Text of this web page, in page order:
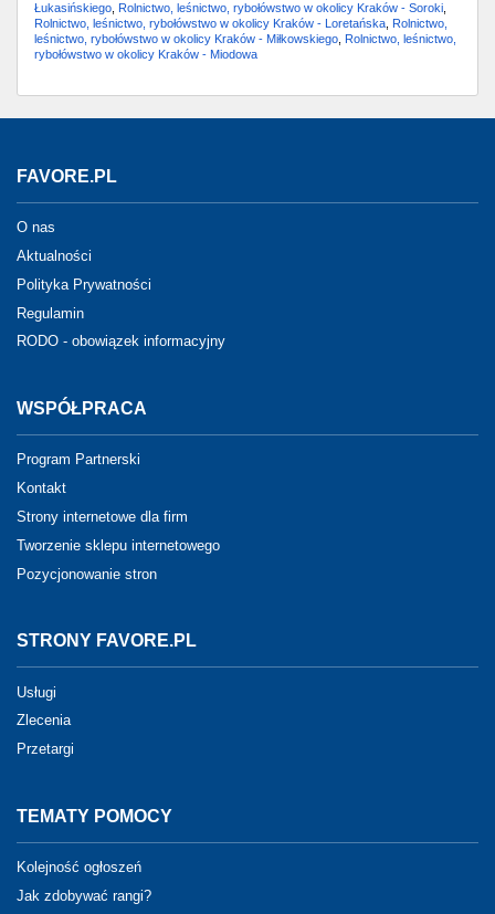
Łukasińskiego Rolnictwo, leśnictwo, rybołówstwo w okolicy Kraków - Soroki
Rolnictwo, leśnictwo, rybołówstwo w okolicy Kraków - Loretańska Rolnictwo,
leśnictwo, rybołówstwo w okolicy Kraków - Miłkowskiego Rolnictwo, leśnictwo,
rybołówstwo w okolicy Kraków - Miodowa
FAVORE.PL
O nas
Aktualności
Polityka Prywatności
Regulamin
RODO - obowiązek informacyjny
WSPÓŁPRACA
Program Partnerski
Kontakt
Strony internetowe dla firm
Tworzenie sklepu internetowego
Pozycjonowanie stron
STRONY FAVORE.PL
Usługi
Zlecenia
Przetargi
TEMATY POMOCY
Kolejność ogłoszeń
Jak zdobywać rangi?